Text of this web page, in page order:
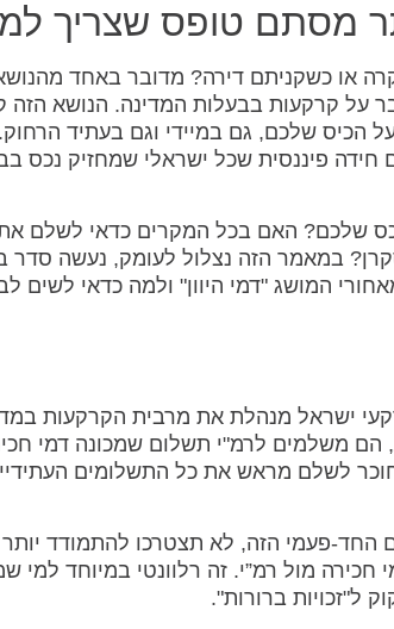
מסתם טופס שצריך
או כשקניתם דירה? מדובר באחד
על קרקעות בבעלות המדינה. הנושא הזה
הכיס שלכם, גם במיידי וגם בעתיד הרחוק.
פיננסית שכל ישראלי שמחזיק נכס
שלכם? האם בכל המקרים כדאי לשלם
במאמר הזה נצלול לעומק, נעשה סדר
המושג "דמי היוון" ולמה כדאי לשים
ישראל מנהלת את מרבית הקרקעות
הם משלמים לרמ"י תשלום שמכונה דמי
לשלם מראש את כל התשלומים
החד-פעמי הזה, לא תצטרכו להתמודד
מול רמ”י. זה רלוונטי במיוחד למי
ל"זכויות ברורות".